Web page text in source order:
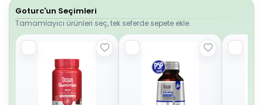
Goturc'un Seçimleri
Tamamlayıcı ürünleri seç, tek seferde sepete ekle.